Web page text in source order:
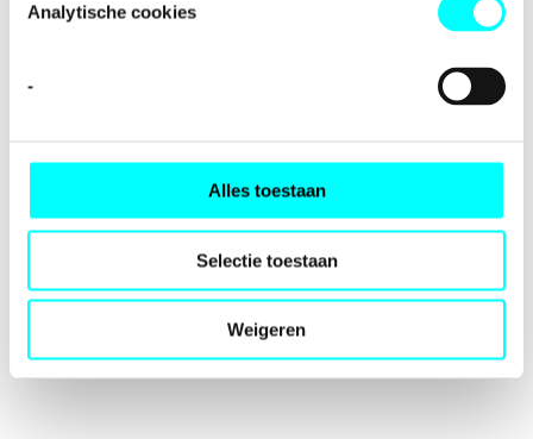
Analytische cookies
-
Alles toestaan
Selectie toestaan
Weigeren